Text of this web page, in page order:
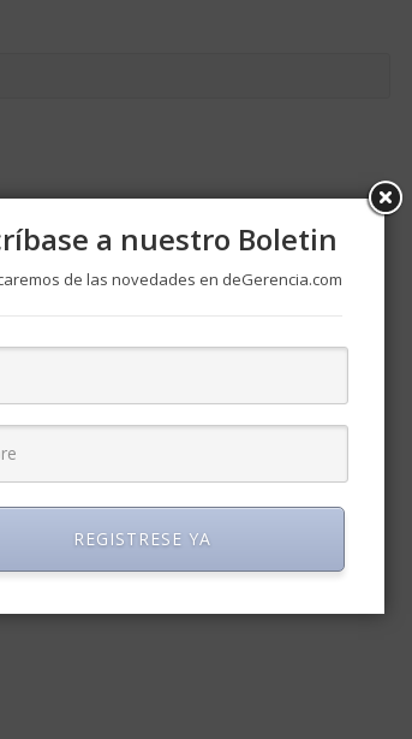
la próxima vez que comente.
los datos de tus comentarios.
a nuestro Boletin
de las novedades en deGerencia.com
REGISTRESE YA